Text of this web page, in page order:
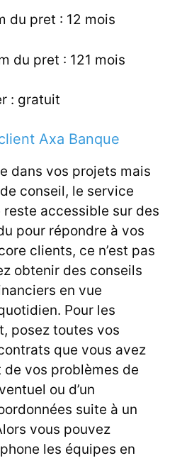
du pret : 12 mois
du pret : 121 mois
: gratuit
Axa Banque
dans vos projets mais
conseil, le service
reste accessible sur des
pour répondre à vos
clients, ce n’est pas
obtenir des conseils
en vue
Pour les
posez toutes vos
que vous avez
vos problèmes de
ou d’un
suite à un
vous pouvez
les équipes en